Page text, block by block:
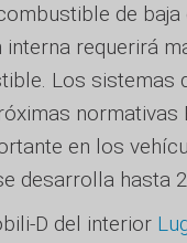
de
requerirá
Los sistemas
normativas
en los
desarrolla hasta
D del interior